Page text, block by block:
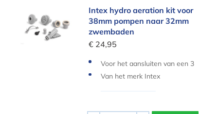
Intex hydro aeration kit voor 38mm pompen
Intex hydro aeration kit voor
38mm pompen naar 32mm
zwembaden
€ 24,95
Voor het aansluiten van een 3
8 mm pomp op een 32 mm zw
Van het merk Intex